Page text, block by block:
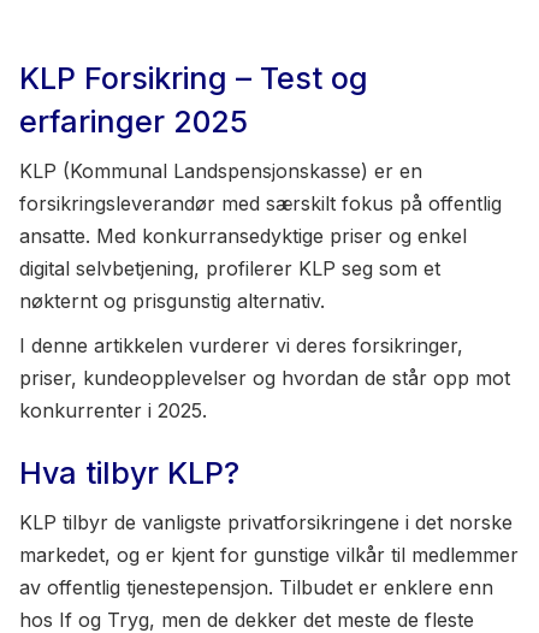
KLP Forsikring – Test og
erfaringer 2025
KLP (Kommunal Landspensjonskasse) er en
forsikringsleverandør med særskilt fokus på offentlig
ansatte. Med konkurransedyktige priser og enkel
digital selvbetjening, profilerer KLP seg som et
nøkternt og prisgunstig alternativ.
I denne artikkelen vurderer vi deres forsikringer,
priser, kundeopplevelser og hvordan de står opp mot
konkurrenter i 2025.
Hva tilbyr KLP?
KLP tilbyr de vanligste privatforsikringene i det norske
markedet, og er kjent for gunstige vilkår til medlemmer
av offentlig tjenestepensjon. Tilbudet er enklere enn
hos If og Tryg, men de dekker det meste de fleste